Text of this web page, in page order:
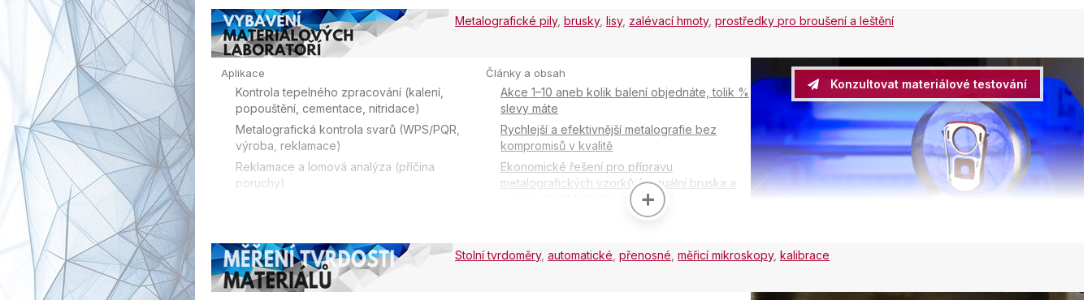
mechanických závad
Metalografické pily, brusky, lisy, zalévací hmoty, prostředky pro broušení a leštění
Aplikace
Kontrola tepelného zpracování (kalení,
popouštění, cementace, nitridace)
Metalografická kontrola svarů (WPS/PQR,
výroba, reklamace)
Reklamace a lomová analýza (příčina
poruchy)
Kontrola povrchových vrstev a povlaků
(galvanika, PVD/CVD, nástrojárna)
Litiny a odlitky (pórovitost, grafit, struktura)
Články a obsah
Akce 1–10 aneb kolik balení objednáte, tolik %
slevy máte
Rychlejší a efektivnější metalografie bez
kompromisů v kvalitě
Ekonomické řešení pro přípravu
metalografických vzorků: Manuální bruska a
leštička TECMET 2000 MP 312M
Dokonalé metalografické vzorky
Konzultovat materiálové testování
Stolní tvrdoměry, automatické přenosné měřicí mikroskopy, kalibrace